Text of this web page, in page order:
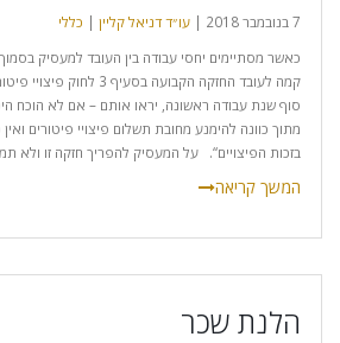
7 בנובמבר 2018 | עו״ד דניאל קליין | כללי
כאשר מסתיימים יחסי עבודה בין העובד למעסיק
קמה לעובד החזקה הקבועה
סוף שנת עבודה ראשונה, יראו אותם – אם לא הוכח
מתוך כוונה להימנע מחובת תשלום פיצויי פיטורים
בזכות הפיצויים“. על המעסיק להפריך חזקה זו ולא
הלנת שכר